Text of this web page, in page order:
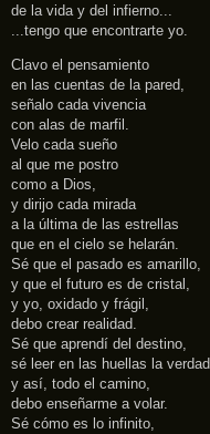
de la vida y del infierno...
...tengo que encontrarte yo.
Clavo el pensamiento
en las cuentas de la pared,
señalo cada vivencia
con alas de marfil.
Velo cada sueño
al que me postro
como a Dios,
y dirijo cada mirada
a la última de las estrellas
que en el cielo se helarán.
Sé que el pasado es amarillo,
y que el futuro es de cristal,
y yo, oxidado y frágil,
debo crear realidad.
Sé que aprendí del destino,
sé leer en las huellas la verdad
y así, todo el camino,
debo enseñarme a volar.
Sé cómo es lo infinito,